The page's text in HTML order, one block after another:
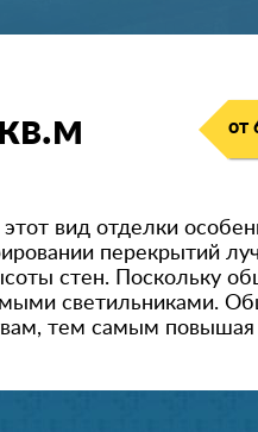
от
вид отделки
перекрытий
стен. Поскольку
светильниками.
тем самым